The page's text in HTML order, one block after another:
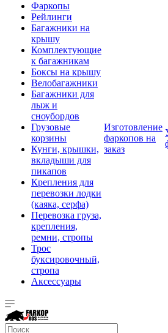
Фаркопы
Рейлинги
Багажники на
крышу
Комплектующие
к багажникам
Боксы на крышу
Велобагажники
Багажники для
лыж и
сноубордов
Грузовые
корзины
Кунги, крышки,
вкладыши для
пикапов
Крепления для
перевозки лодки
(каяка, серфа)
Перевозка груза,
крепления,
ремни, стропы
Трос
буксировочный,
стропа
Аксессуары
Изготовление
фаркопов на
заказ